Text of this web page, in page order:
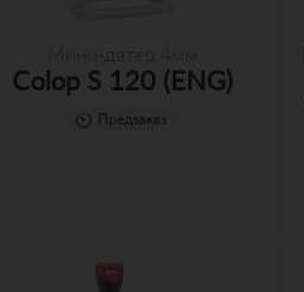
Colop S 120 (ENG)
Предзаказ